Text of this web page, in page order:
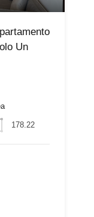
Un
178.22